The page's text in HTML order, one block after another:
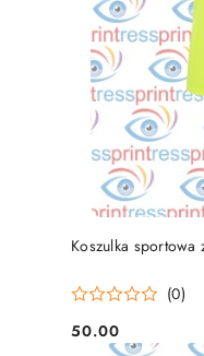
Koszulka sportowa
(0)
Cena:
50.00